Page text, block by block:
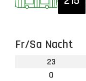
Fr/Sa Nacht
23
0